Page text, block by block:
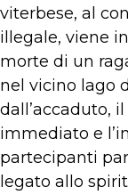
viterbese, al
illegale, viene
morte di un
nel vicino lago
dall’accaduto,
immediato e
partecipanti
legato allo